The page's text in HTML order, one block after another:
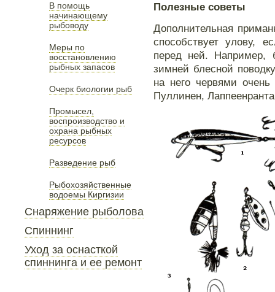
В помощь
начинающему
рыбоводу
Меры по
восстановлению
рыбных запасов
Очерк биологии рыб
Промысел,
воспроизводство и
охрана рыбных
ресурсов
Разведение рыб
Рыбохозяйственные
водоемы Киргизии
Снаряжение рыболова
Спиннинг
Уход за оснасткой
спиннинга и ее ремонт
Полезные советы
Дополнительная
способствует улову,
перед ней. Например,
зимней блесной
на него червями
Пуллинен,